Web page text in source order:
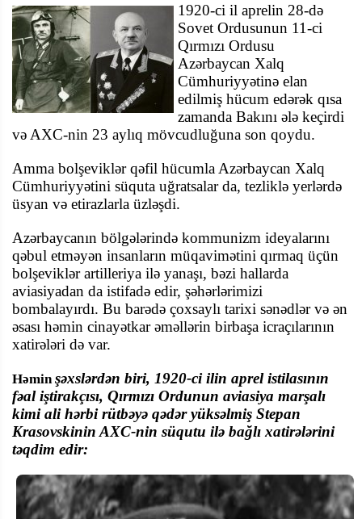
1920-ci il aprelin 28-də
Sovet Ordusunun 11-ci
Qırmızı Ordusu
Azərbaycan Xalq
Cümhuriyyətinə elan
edilmiş hücum edərək qısa
zamanda Bakını ələ keçirdi
və AXC-nin 23 aylıq mövcudluğuna son qoydu.
Amma bolşeviklər qəfil hücumla Azərbaycan Xalq
Cümhuriyyətini süquta uğratsalar da, tezliklə yerlərdə
üsyan və etirazlarla üzləşdi.
Azərbaycanın bölgələrində kommunizm ideyalarını
qəbul etməyən insanların müqavimətini qırmaq üçün
bolşeviklər artilleriya ilə yanaşı, bəzi hallarda
aviasiyadan da istifadə edir, şəhərlərimizi
bombalayırdı. Bu barədə çoxsaylı tarixi sənədlər və ən
əsası həmin cinayətkar əməllərin birbaşa icraçılarının
xatirələri də var.
Həmin şəxslərdən biri, 1920-ci ilin aprel istilasının
fəal iştirakçısı, Qırmızı Ordunun aviasiya marşalı
kimi ali hərbi rütbəyə qədər yüksəlmiş Stepan
Krasovskinin AXC-nin süqutu ilə bağlı xatirələrini
təqdim edir: